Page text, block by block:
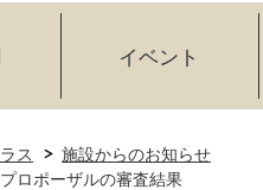
イベント
ス
施設からのお知らせ
ロポーザルの審査結果